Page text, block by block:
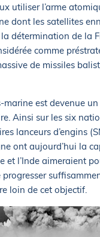
utiliser l’arme
dont les satellites
détermination de la
comme
de missiles
est devenue
Ainsi sur les six
lanceurs d’engins
ont aujourd’hui la
et l’Inde aimeraient
loin de cet objectif.